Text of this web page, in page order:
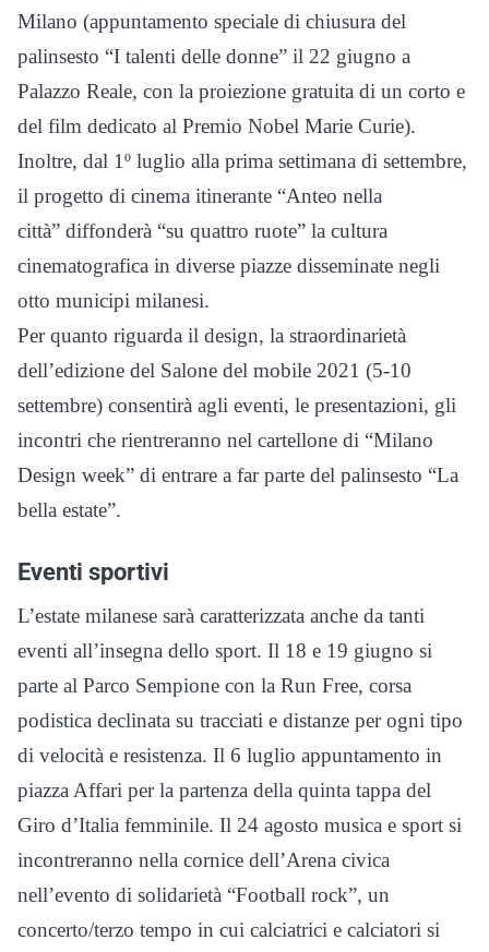
Milano (appuntamento speciale di chiusura del
palinsesto “I talenti delle donne” il 22 giugno a
Palazzo Reale, con la proiezione gratuita di un corto e
del film dedicato al Premio Nobel Marie Curie).
Inoltre, dal 1º luglio alla prima settimana di settembre,
il progetto di cinema itinerante “Anteo nella
città” diffonderà “su quattro ruote” la cultura
cinematografica in diverse piazze disseminate negli
otto municipi milanesi.
Per quanto riguarda il design, la straordinarietà
dell’edizione del Salone del mobile 2021 (5-10
settembre) consentirà agli eventi, le presentazioni, gli
incontri che rientreranno nel cartellone di “Milano
Design week” di entrare a far parte del palinsesto “La
bella estate”.
Eventi sportivi
L’estate milanese sarà caratterizzata anche da tanti
eventi all’insegna dello sport. Il 18 e 19 giugno si
parte al Parco Sempione con la Run Free, corsa
podistica declinata su tracciati e distanze per ogni tipo
di velocità e resistenza. Il 6 luglio appuntamento in
piazza Affari per la partenza della quinta tappa del
Giro d’Italia femminile. Il 24 agosto musica e sport si
incontreranno nella cornice dell’Arena civica
nell’evento di solidarietà “Football rock”, un
concerto/terzo tempo in cui calciatrici e calciatori si